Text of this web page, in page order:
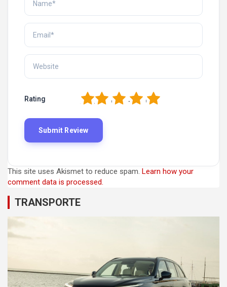
Rating 5
4
3
2
This site uses Akismet to reduce spam. Learn how your
comment data is processed.
TRANSPORTE